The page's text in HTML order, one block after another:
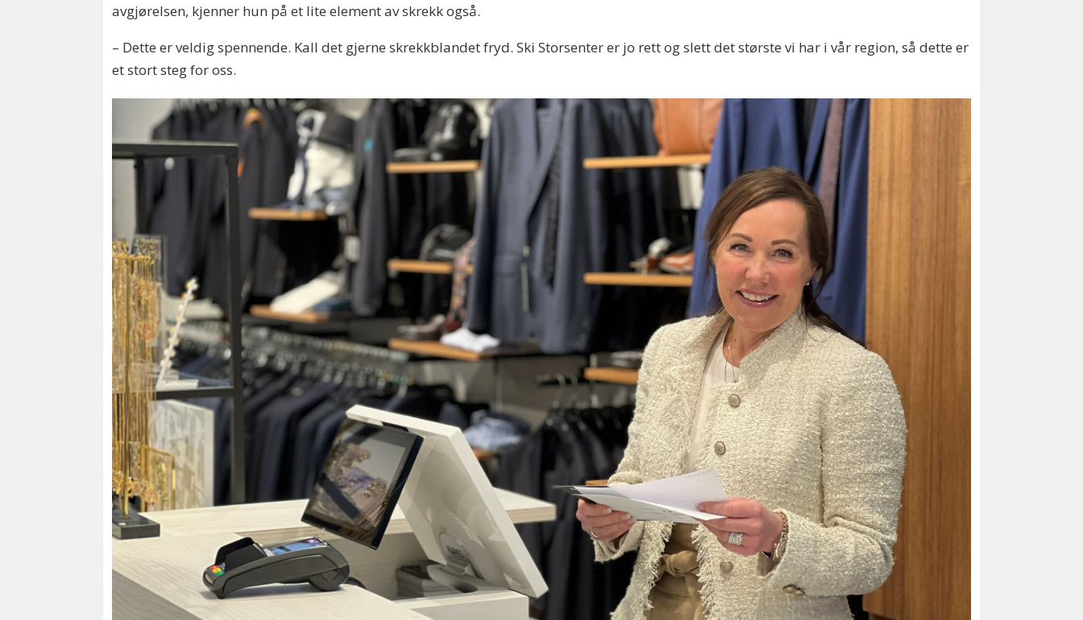
avgjørelsen, kjenner hun på et lite element av skrekk også.
– Dette er veldig spennende. Kall det gjerne skrekkblandet fryd. Ski Storsenter er jo rett og slett det største vi har i vår region, så dette er
et stort steg for oss.